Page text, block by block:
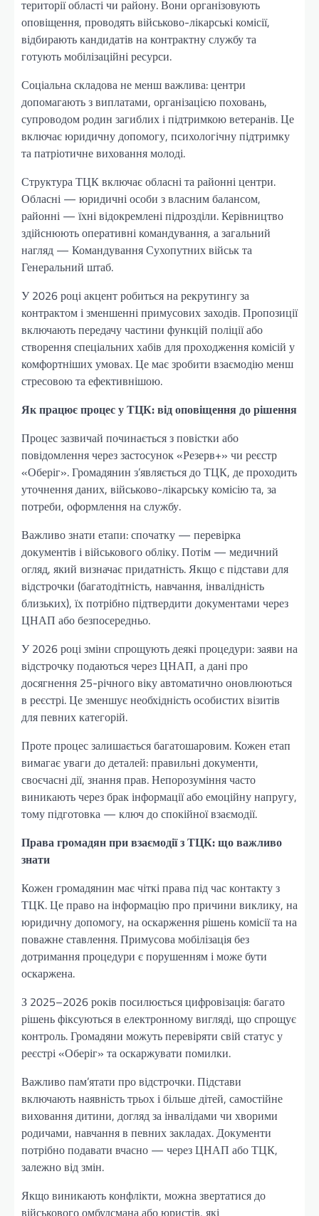
території області чи району. Вони організовують
оповіщення, проводять військово-лікарські комісії,
відбирають кандидатів на контрактну службу та
готують мобілізаційні ресурси.
Соціальна складова не менш важлива: центри
допомагають з виплатами, організацією поховань,
супроводом родин загиблих і підтримкою ветеранів. Це
включає юридичну допомогу, психологічну підтримку
та патріотичне виховання молоді.
Структура ТЦК включає обласні та районні центри.
Обласні — юридичні особи з власним балансом,
районні — їхні відокремлені підрозділи. Керівництво
здійснюють оперативні командування, а загальний
нагляд — Командування Сухопутних військ та
Генеральний штаб.
У 2026 році акцент робиться на рекрутингу за
контрактом і зменшенні примусових заходів. Пропозиції
включають передачу частини функцій поліції або
створення спеціальних хабів для проходження комісій у
комфортніших умовах. Це має зробити взаємодію менш
стресовою та ефективнішою.
Як працює процес у ТЦК: від оповіщення до рішення
Процес зазвичай починається з повістки або
повідомлення через застосунок «Резерв+» чи реєстр
«Оберіг». Громадянин з’являється до ТЦК, де проходить
уточнення даних, військово-лікарську комісію та, за
потреби, оформлення на службу.
Важливо знати етапи: спочатку — перевірка
документів і військового обліку. Потім — медичний
огляд, який визначає придатність. Якщо є підстави для
відстрочки (багатодітність, навчання, інвалідність
близьких), їх потрібно підтвердити документами через
ЦНАП або безпосередньо.
У 2026 році зміни спрощують деякі процедури: заяви на
відстрочку подаються через ЦНАП, а дані про
досягнення 25-річного віку автоматично оновлюються
в реєстрі. Це зменшує необхідність особистих візитів
для певних категорій.
Проте процес залишається багатошаровим. Кожен етап
вимагає уваги до деталей: правильні документи,
своєчасні дії, знання прав. Непорозуміння часто
виникають через брак інформації або емоційну напругу,
тому підготовка — ключ до спокійної взаємодії.
Права громадян при взаємодії з ТЦК: що важливо
знати
Кожен громадянин має чіткі права під час контакту з
ТЦК. Це право на інформацію про причини виклику, на
юридичну допомогу, на оскарження рішень комісії та на
поважне ставлення. Примусова мобілізація без
дотримання процедури є порушенням і може бути
оскаржена.
З 2025–2026 років посилюється цифровізація: багато
рішень фіксуються в електронному вигляді, що спрощує
контроль. Громадяни можуть перевіряти свій статус у
реєстрі «Оберіг» та оскаржувати помилки.
Важливо пам’ятати про відстрочки. Підстави
включають наявність трьох і більше дітей, самостійне
виховання дитини, догляд за інвалідами чи хворими
родичами, навчання в певних закладах. Документи
потрібно подавати вчасно — через ЦНАП або ТЦК,
залежно від змін.
Якщо виникають конфлікти, можна звертатися до
військового омбудсмана або юристів, які